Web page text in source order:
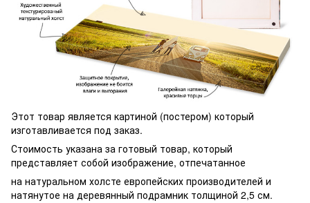
Этот товар является картиной (постером) который
изготавливается под заказ.
Стоимость указана за готовый товар, который
представляет собой изображение, отпечатанное
на натуральном холсте европейских производителей и
натянутое на деревянный подрамник толщиной 2,5 см.